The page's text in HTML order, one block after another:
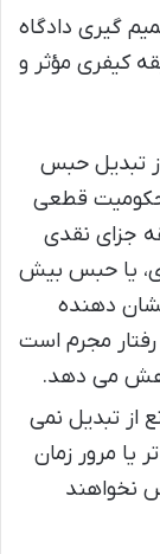
گیری دادگاه
کیفری مؤثر و
تبدیل حبس
قطعی
جزای نقدی
یا حبس بیش
نشان دهنده
رفتار مجرم است
می دهد.
از تبدیل نمی
یا مرور زمان
نخواهند